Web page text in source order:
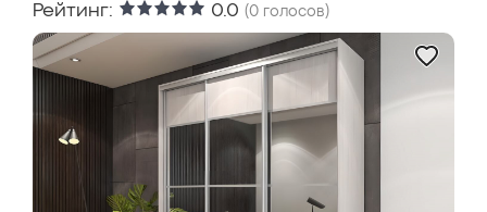
Рейтинг: 0.0 (0 голосов)